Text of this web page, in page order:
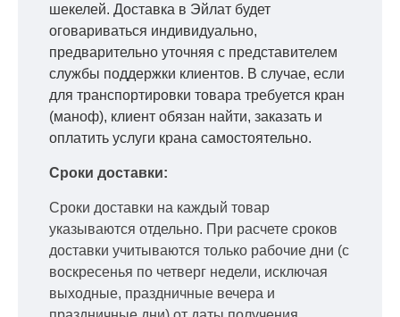
шекелей. Доставка в Эйлат будет
оговариваться индивидуально,
предварительно уточняя с представителем
службы поддержки клиентов. В случае, если
для транспортировки товара требуется кран
(маноф), клиент обязан найти, заказать и
оплатить услуги крана самостоятельно.
Сроки доставки:
Сроки доставки на каждый товар
указываются отдельно. При расчете сроков
доставки учитываются только рабочие дни (с
воскресенья по четверг недели, исключая
выходные, праздничные вечера и